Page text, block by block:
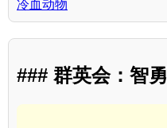
冷血动物
### 群英会：智